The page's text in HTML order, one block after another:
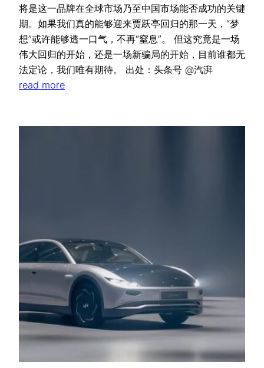
将是这一品牌在全球市场乃至中国市场能否成功的关键
期。如果我们真的能够迎来贾跃亭回归的那一天，“梦
想”或许能够透一口气，不再“窒息”。 但这究竟是一场
伟大回归的开始，还是一场新骗局的开始，目前谁都无
法定论，我们唯有期待。 出处：头条号 @汽湃
read more